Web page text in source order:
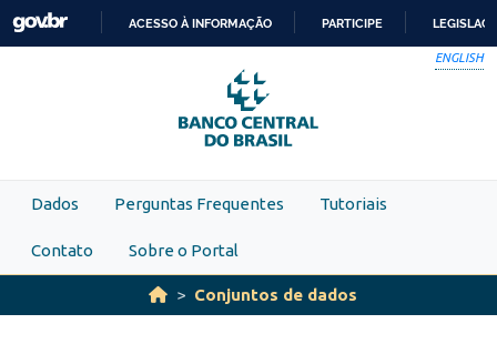
Skip to main content
PARA
O
CONTEÚDO
ACESSO À INFORMAÇÃO PARTICIPE
ENGLISH
Dados Perguntas Frequentes Tutoriais
Contato Sobre o Portal
Conjuntos de dados